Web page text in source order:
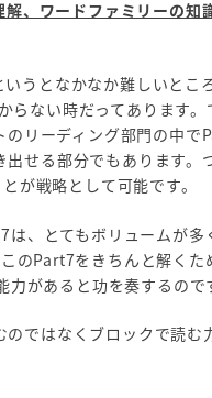
、ワードファミリーの知
うとなかなか難しいとこ
ない時だってあります。
リーディング部門の中で
せる部分でもあります。
が戦略として可能です。
、とてもボリュームが多
のPart7をきちんと解くた
があると功を奏するので
ではなくブロックで読む